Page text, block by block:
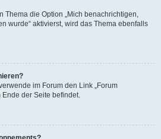
Thema die Option „Mich benachrichtigen,
wurde“ aktivierst, wird das Thema ebenfalls
im Forum den Link „Forum
Ende der Seite befindet.